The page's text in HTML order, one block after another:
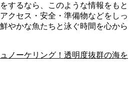
するなら、このような情報をもと
クセス・安全・準備物などをしっ
やかな魚たちと泳ぐ時間を心から
ノーケリング！透明度抜群の海を